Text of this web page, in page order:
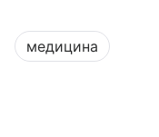
медицина